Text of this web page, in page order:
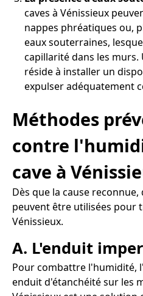
caves à Vénissieux
nappes phréatiques ou,
eaux souterraines,
capillarité dans les
réside à installer un
expulser adéquatement
Méthodes
contre
cave à
Dès que la cause
peuvent être utilisées pour
Vénissieux.
A. L'enduit
Pour combattre l'humidité,
enduit d'étanchéité sur les